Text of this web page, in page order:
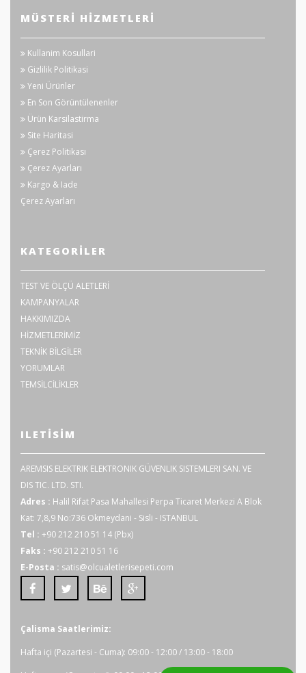
MÜSTERI HIZMETLERI
Kullanim Kosullari
Gizlilik Politikasi
Yeni Ürünler
En Son Görüntülenenler
Ürün Karsilastirma
Site Haritasi
Çerez Politikası
Çerez Ayarları
Kargo & Iade
Çerez Ayarları
KATEGORILER
TEST VE ÖLÇÜ ALETLERİ
KAMPANYALAR
HAKKIMIZDA
HİZMETLERİMİZ
TEKNİK BİLGİLER
YORUMLAR
TEMSİLCİLİKLER
ILETISIM
AREMSIS ELEKTRIK ELEKTRONIK GÜVENLIK SISTEMLERI SAN. VE
DIS TIC. LTD. STI.
Adres : Halil Rifat Pasa Mahallesi Perpa Ticaret Merkezi A Blok
Kat: 7,8,9 No:736 Okmeydani - Sisli - ISTANBUL
Tel : +90 212 210 51 14 (Pbx)
Faks : +90 212 210 51 16
E-Posta : satis@olcualetlerisepeti.com
Çalisma Saatlerimiz:
Hafta içi (Pazartesi - Cuma): 09:00 - 12:00 / 13:00 - 18:00